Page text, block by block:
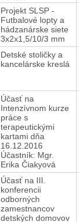
Projekt SLSP -
Futbalové lopty a
hádzanárske siete
3x2x1,5/10/3 mm
Detské stoličky a
kancelárske kreslá
Účasť na
Intenzívnom kurze
práce s
terapeutickými
kartami dňa
16.12.2016
Účastník: Mgr.
Erika Čiakyová
Účasť na III.
konferencii
odborných
zamestnancov
detských domovov